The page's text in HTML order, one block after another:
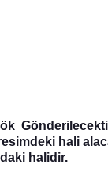
hali
halidir.